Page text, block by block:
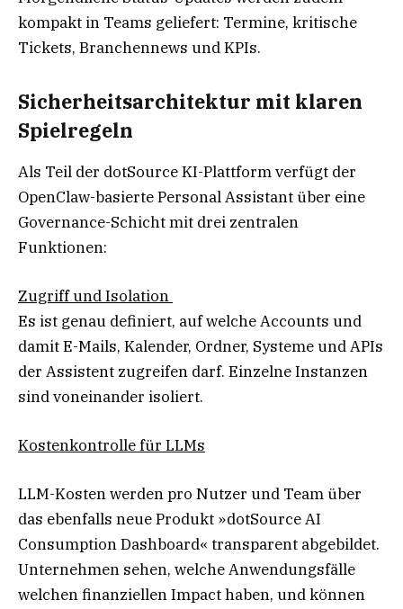
kompakt in Teams geliefert: Termine, kritische
Tickets, Branchennews und KPIs.
Sicherheitsarchitektur mit klaren
Spielregeln
Als Teil der dotSource KI-Plattform verfügt der
OpenClaw-basierte Personal Assistant über eine
Governance-Schicht mit drei zentralen
Funktionen:
Zugriff und Isolation
Es ist genau definiert, auf welche Accounts und
damit E-Mails, Kalender, Ordner, Systeme und APIs
der Assistent zugreifen darf. Einzelne Instanzen
sind voneinander isoliert.
Kostenkontrolle für LLMs
LLM-Kosten werden pro Nutzer und Team über
das ebenfalls neue Produkt »dotSource AI
Consumption Dashboard« transparent abgebildet.
Unternehmen sehen, welche Anwendungsfälle
welchen finanziellen Impact haben, und können